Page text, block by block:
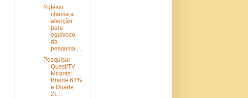
Yglésio
chama a
atenção
para
equívoco
da
pesquisa ...
Pesquisar
Quest/TV
Mirante:
Braide 63%
e Duarte
21...